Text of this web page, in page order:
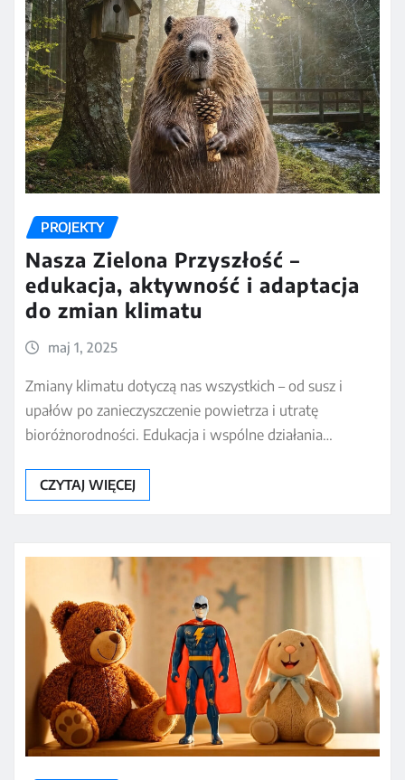
PROJEKTY
Nasza Zielona Przyszłość –
edukacja, aktywność i adaptacja
do zmian klimatu
maj 1, 2025
Zmiany klimatu dotyczą nas wszystkich – od susz i
upałów po zanieczyszczenie powietrza i utratę
bioróżnorodności. Edukacja i wspólne działania…
CZYTAJ WIĘCEJ